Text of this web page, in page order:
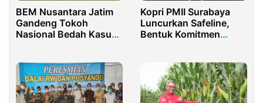
BEM Nusantara Jatim
Gandeng Tokoh
Nasional Bedah Kasus
Kopri PMII Surabaya
Luncurkan Safeline,
Bentuk Komitmen